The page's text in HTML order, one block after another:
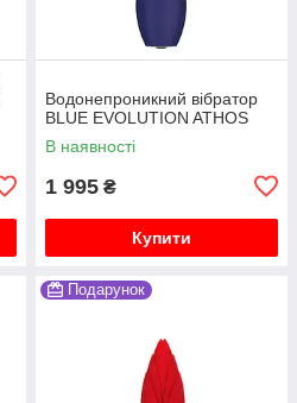
Водонепроникний вібратор
BLUE EVOLUTION ATHOS
В наявності
1 995 ₴
Купити
Подарунок